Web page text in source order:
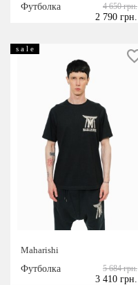
Футболка
4 650 грн.
2 790 грн.
s a l e
Maharishi
Футболка
5 684 грн.
3 410 грн.